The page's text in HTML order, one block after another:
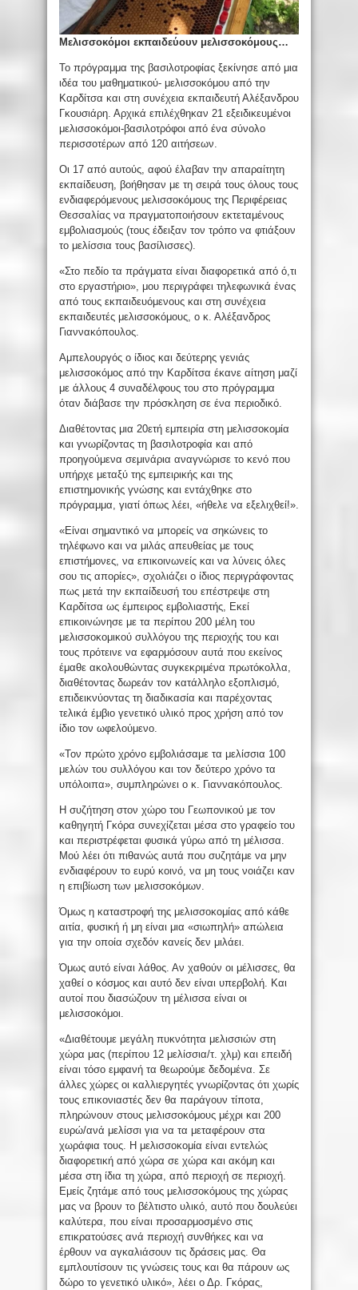
Μελισσοκόμοι εκπαιδεύουν μελισσοκόμους…
Το πρόγραμμα της βασιλοτροφίας ξεκίνησε από μια
ιδέα του μαθηματικού- μελισσοκόμου από την
Καρδίτσα και στη συνέχεια εκπαιδευτή Αλέξανδρου
Γκουσιάρη. Αρχικά επιλέχθηκαν 21 εξειδικευμένοι
μελισσοκόμοι-βασιλοτρόφοι από ένα σύνολο
περισσοτέρων από 120 αιτήσεων.
Οι 17 από αυτούς, αφού έλαβαν την απαραίτητη
εκπαίδευση, βοήθησαν με τη σειρά τους όλους τους
ενδιαφερόμενους μελισσοκόμους της Περιφέρειας
Θεσσαλίας να πραγματοποιήσουν εκτεταμένους
εμβολιασμούς (τους έδειξαν τον τρόπο να φτιάξουν
το μελίσσια τους βασίλισσες).
«Στο πεδίο τα πράγματα είναι διαφορετικά από ό,τι
στο εργαστήριο», μου περιγράφει τηλεφωνικά ένας
από τους εκπαιδευόμενους και στη συνέχεια
εκπαιδευτές μελισσοκόμους, ο κ. Αλέξανδρος
Γιαννακόπουλος.
Αμπελουργός ο ίδιος και δεύτερης γενιάς
μελισσοκόμος από την Καρδίτσα έκανε αίτηση μαζί
με άλλους 4 συναδέλφους του στο πρόγραμμα
όταν διάβασε την πρόσκληση σε ένα περιοδικό.
Διαθέτοντας μια 20ετή εμπειρία στη μελισσοκομία
και γνωρίζοντας τη βασιλοτροφία και από
προηγούμενα σεμινάρια αναγνώρισε το κενό που
υπήρχε μεταξύ της εμπειρικής και της
επιστημονικής γνώσης και εντάχθηκε στο
πρόγραμμα, γιατί όπως λέει, «ήθελε να εξελιχθεί!».
«Είναι σημαντικό να μπορείς να σηκώνεις το
τηλέφωνο και να μιλάς απευθείας με τους
επιστήμονες, να επικοινωνείς και να λύνεις όλες
σου τις απορίες», σχολιάζει ο ίδιος περιγράφοντας
πως μετά την εκπαίδευσή του επέστρεψε στη
Καρδίτσα ως έμπειρος εμβολιαστής, Εκεί
επικοινώνησε με τα περίπου 200 μέλη του
μελισσοκομικού συλλόγου της περιοχής του και
τους πρότεινε να εφαρμόσουν αυτά που εκείνος
έμαθε ακολουθώντας συγκεκριμένα πρωτόκολλα,
διαθέτοντας δωρεάν τον κατάλληλο εξοπλισμό,
επιδεικνύοντας τη διαδικασία και παρέχοντας
τελικά έμβιο γενετικό υλικό προς χρήση από τον
ίδιο τον ωφελούμενο.
«Τον πρώτο χρόνο εμβολιάσαμε τα μελίσσια 100
μελών του συλλόγου και τον δεύτερο χρόνο τα
υπόλοιπα», συμπληρώνει ο κ. Γιαννακόπουλος.
Η συζήτηση στον χώρο του Γεωπονικού με τον
καθηγητή Γκόρα συνεχίζεται μέσα στο γραφείο του
και περιστρέφεται φυσικά γύρω από τη μέλισσα.
Μού λέει ότι πιθανώς αυτά που συζητάμε να μην
ενδιαφέρουν το ευρύ κοινό, να μη τους νοιάζει καν
η επιβίωση των μελισσοκόμων.
Όμως η καταστροφή της μελισσοκομίας από κάθε
αιτία, φυσική ή μη είναι μια «σιωπηλή» απώλεια
για την οποία σχεδόν κανείς δεν μιλάει.
Όμως αυτό είναι λάθος. Αν χαθούν οι μέλισσες, θα
χαθεί ο κόσμος και αυτό δεν είναι υπερβολή. Και
αυτοί που διασώζουν τη μέλισσα είναι οι
μελισσοκόμοι.
«Διαθέτουμε μεγάλη πυκνότητα μελισσιών στη
χώρα μας (περίπου 12 μελίσσια/τ. χλμ) και επειδή
είναι τόσο εμφανή τα θεωρούμε δεδομένα. Σε
άλλες χώρες οι καλλιεργητές γνωρίζοντας ότι χωρίς
τους επικονιαστές δεν θα παράγουν τίποτα,
πληρώνουν στους μελισσοκόμους μέχρι και 200
ευρώ/ανά μελίσσι για να τα μεταφέρουν στα
χωράφια τους. Η μελισσοκομία είναι εντελώς
διαφορετική από χώρα σε χώρα και ακόμη και
μέσα στη ίδια τη χώρα, από περιοχή σε περιοχή.
Εμείς ζητάμε από τους μελισσοκόμους της χώρας
μας να βρουν το βέλτιστο υλικό, αυτό που δουλεύει
καλύτερα, που είναι προσαρμοσμένο στις
επικρατούσες ανά περιοχή συνθήκες και να
έρθουν να αγκαλιάσουν τις δράσεις μας. Θα
εμπλουτίσουν τις γνώσεις τους και θα πάρουν ως
δώρο το γενετικό υλικό», λέει ο Δρ. Γκόρας,